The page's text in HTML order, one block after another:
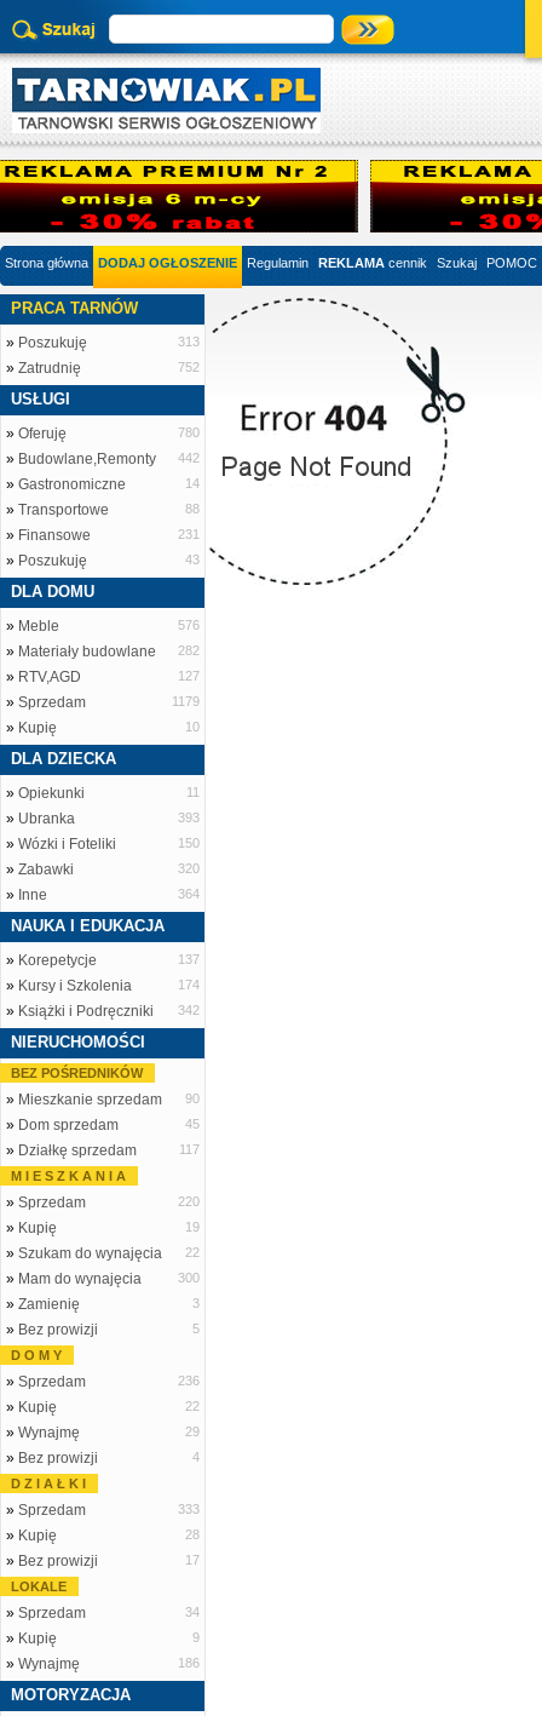
Strona główna DODAJ OGŁOSZENIE Regulamin REKLAMA cennik Szukaj POMOC
PRACA TARNÓW
» Poszukuję 313
» Zatrudnię 752
USŁUGI
» Oferuję 780
» Budowlane,Remonty 442
» Gastronomiczne 14
» Transportowe 88
» Finansowe 231
» Poszukuję 43
DLA DOMU
» Meble 576
» Materiały budowlane 282
» RTV,AGD 127
» Sprzedam 1179
» Kupię 10
DLA DZIECKA
» Opiekunki 11
» Ubranka 393
» Wózki i Foteliki 150
» Zabawki 320
» Inne 364
NAUKA I EDUKACJA
» Korepetycje 137
» Kursy i Szkolenia 174
» Książki i Podręczniki 342
NIERUCHOMOŚCI
BEZ POŚREDNIKÓW
» Mieszkanie sprzedam 90
» Dom sprzedam 45
» Działkę sprzedam
117
M I E S Z K A N I A
» Sprzedam 220
» Kupię 19
» Szukam do wynajęcia 22
» Mam do wynajęcia 300
» Zamienię 3
» Bez prowizji
5
D O M Y
» Sprzedam 236
» Kupię 22
» Wynajmę 29
» Bez prowizji
4
D Z I A Ł K I
» Sprzedam 333
» Kupię 28
» Bez prowizji
17
LOKALE
» Sprzedam 34
» Kupię 9
» Wynajmę 186
MOTORYZACJA